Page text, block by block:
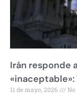
Irán responde
«inaceptable»:
11 de mayo, 2026